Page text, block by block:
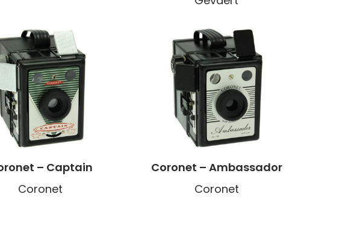
– Captain
Coronet
Coronet – Ambassador
Coronet